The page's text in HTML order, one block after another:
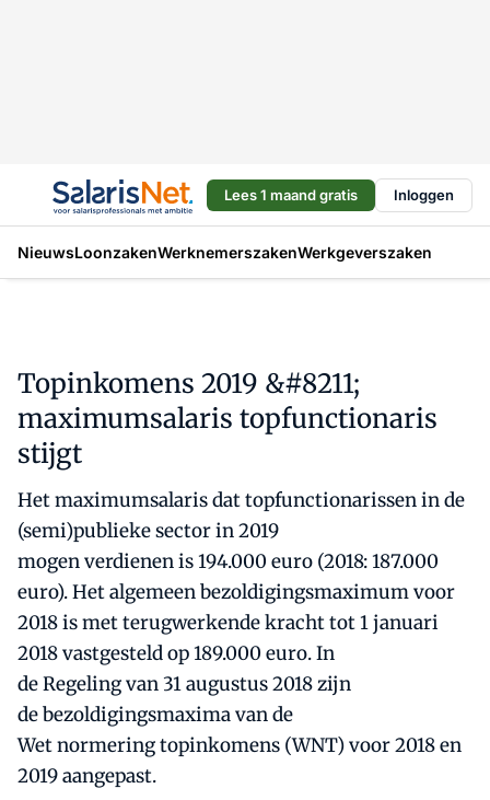
Lees 1 maand gratis Inloggen
NieuwsLoonzakenWerknemerszakenWerkgeverszaken
Topinkomens 2019 &#8211;
maximumsalaris topfunctionaris
stijgt
Het maximumsalaris dat topfunctionarissen in de
(semi)publieke sector in 2019
mogen verdienen is 194.000 euro (2018: 187.000
euro). Het algemeen bezoldigingsmaximum voor
2018 is met terugwerkende kracht tot 1 januari
2018 vastgesteld op 189.000 euro. In
de Regeling van 31 augustus 2018 zijn
de bezoldigingsmaxima van de
Wet normering topinkomens (WNT) voor 2018 en
2019 aangepast.